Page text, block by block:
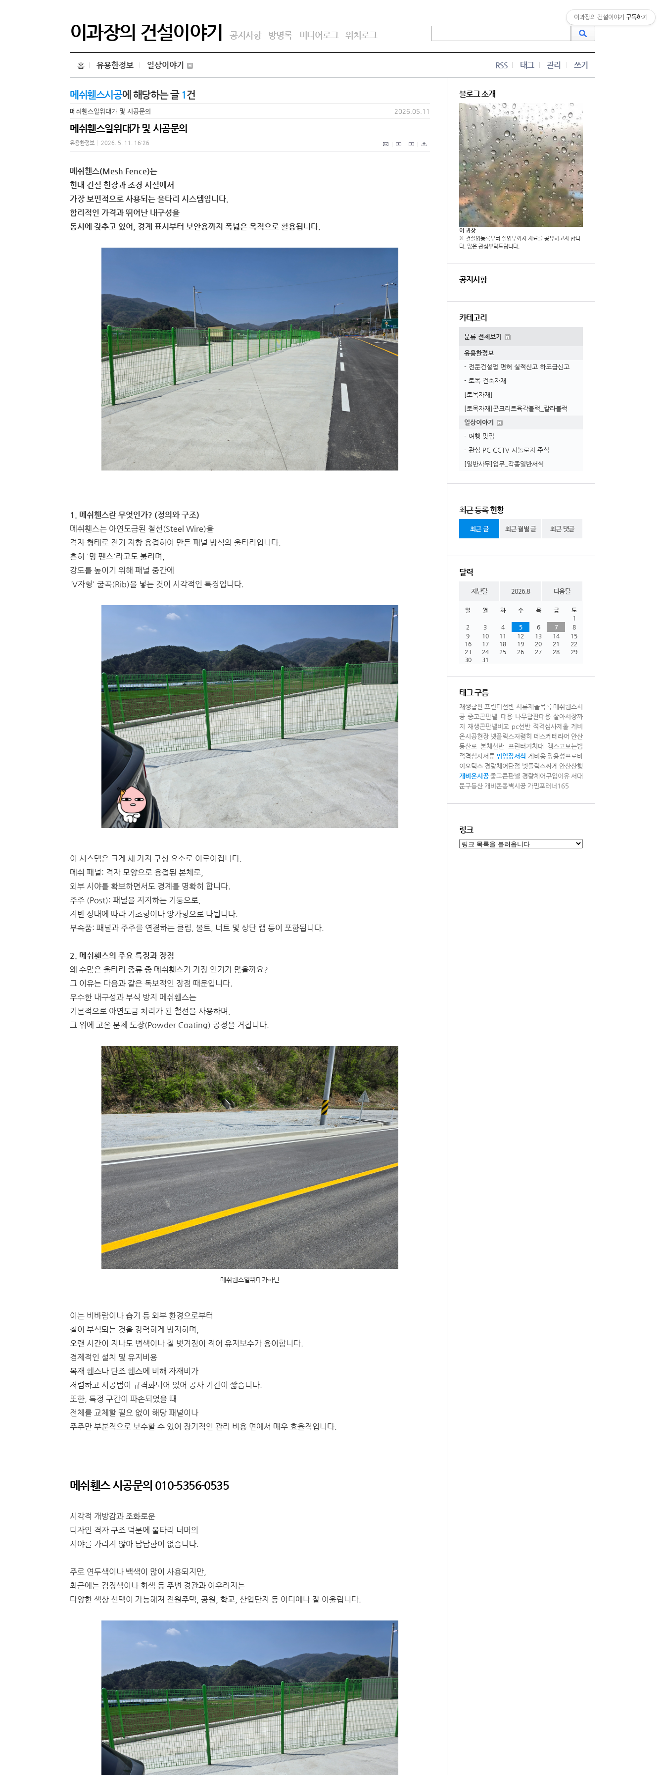
이과장의 건설이야기 공지사항 방명록 미디어로그 위치로그
홈 유용한정보 일상이야기 RSS 태그 관리 쓰기
메쉬휀스시공에 해당하는 글 1건
메쉬휀스일위대가 및 시공문의 2026.05.11
메쉬휀스일위대가 및 시공문의
유용한정보 2026. 5. 11. 16:26
메쉬휀스(Mesh Fence)는
현대 건설 현장과 조경 시설에서
가장 보편적으로 사용되는 울타리 시스템입니다.
합리적인 가격과 뛰어난 내구성을
동시에 갖추고 있어, 경계 표시부터 보안용까지 폭넓은 목적으로 활용됩니다.
1. 메쉬휀스란 무엇인가? (정의와 구조)
메쉬휀스는 아연도금된 철선(Steel Wire)을
격자 형태로 전기 저항 용접하여 만든 패널 방식의 울타리입니다.
흔히 '망 펜스'라고도 불리며,
강도를 높이기 위해 패널 중간에
'V자형' 굴곡(Rib)을 넣는 것이 시각적인 특징입니다.
이 시스템은 크게 세 가지 구성 요소로 이루어집니다.
메쉬 패널: 격자 모양으로 용접된 본체로,
외부 시야를 확보하면서도 경계를 명확히 합니다.
주주 (Post): 패널을 지지하는 기둥으로,
지반 상태에 따라 기초형이나 앙카형으로 나뉩니다.
부속품: 패널과 주주를 연결하는 클립, 볼트, 너트 및 상단 캡 등이 포함됩니다.
2. 메쉬휀스의 주요 특징과 장점
왜 수많은 울타리 종류 중 메쉬휀스가 가장 인기가 많을까요?
그 이유는 다음과 같은 독보적인 장점 때문입니다.
우수한 내구성과 부식 방지 메쉬휀스는
기본적으로 아연도금 처리가 된 철선을 사용하며,
그 위에 고온 분체 도장(Powder Coating) 공정을 거칩니다.
메쉬휀스일위대가하단
이는 비바람이나 습기 등 외부 환경으로부터
철이 부식되는 것을 강력하게 방지하며,
오랜 시간이 지나도 변색이나 칠 벗겨짐이 적어 유지보수가 용이합니다.
경제적인 설치 및 유지비용
목재 휀스나 단조 휀스에 비해 자재비가
저렴하고 시공법이 규격화되어 있어 공사 기간이 짧습니다.
또한, 특정 구간이 파손되었을 때
전체를 교체할 필요 없이 해당 패널이나
주주만 부분적으로 보수할 수 있어 장기적인 관리 비용 면에서 매우 효율적입니다.
메쉬휀스 시공문의 010-5356-0535
시각적 개방감과 조화로운
디자인 격자 구조 덕분에 울타리 너머의
시야를 가리지 않아 답답함이 없습니다.
주로 연두색이나 백색이 많이 사용되지만,
최근에는 검정색이나 회색 등 주변 경관과 어우러지는
다양한 색상 선택이 가능해져 전원주택, 공원, 학교, 산업단지 등 어디에나 잘 어울립니다.
블로그 소개
이 과장
※ 건설업등록부터 실업무까지 자료를 공유하고자 합니
다. 많은 관심부탁드립니다.
공지사항
카테고리
분류 전체보기
유용한정보
- 전문건설업 면허 실적신고 하도급신고
- 토목 건축자재
[토목자재]
[토목자재]콘크리트육각블럭_칼라블럭
일상이야기
- 여행 맛집
- 관심 PC CCTV 시놀로지 주식
[일반사무]업무_각종일반서식
최근 등록 현황
최근 글 최근 월별 글 최근 댓글
달력
지난달 2026.8 다음달
일 월 화 수 목 금
토
1
2
3 4 5 6 7
8
9
10 11 12 13 14
15
16
17 18 19 20 21
22
23
24 25 26 27 28
29
30
31
태그 구름
재생합판 프린터선반 서류제출목록 메쉬휀스시
공 중고콘판넬 대용 나무합판대용 살아서장까
지 재생콘판넬비교 pc선반 적격심사제출 게비
온시공현장 넷플릭스저렴히 데스케테라어 안산
등산로 본체선반 프린터거치대
갬스고보는법
적격심사서류 위임장서식 게비옹 장용성프로바
이오틱스 경량체어단점 넷플릭스싸게 안산산행
개비온시공 중고콘판넬 경량체어구입이유 서대
문구등산 개비온옹벽시공 가민포러너165
링크
이과장의 건설이야기 구독하기